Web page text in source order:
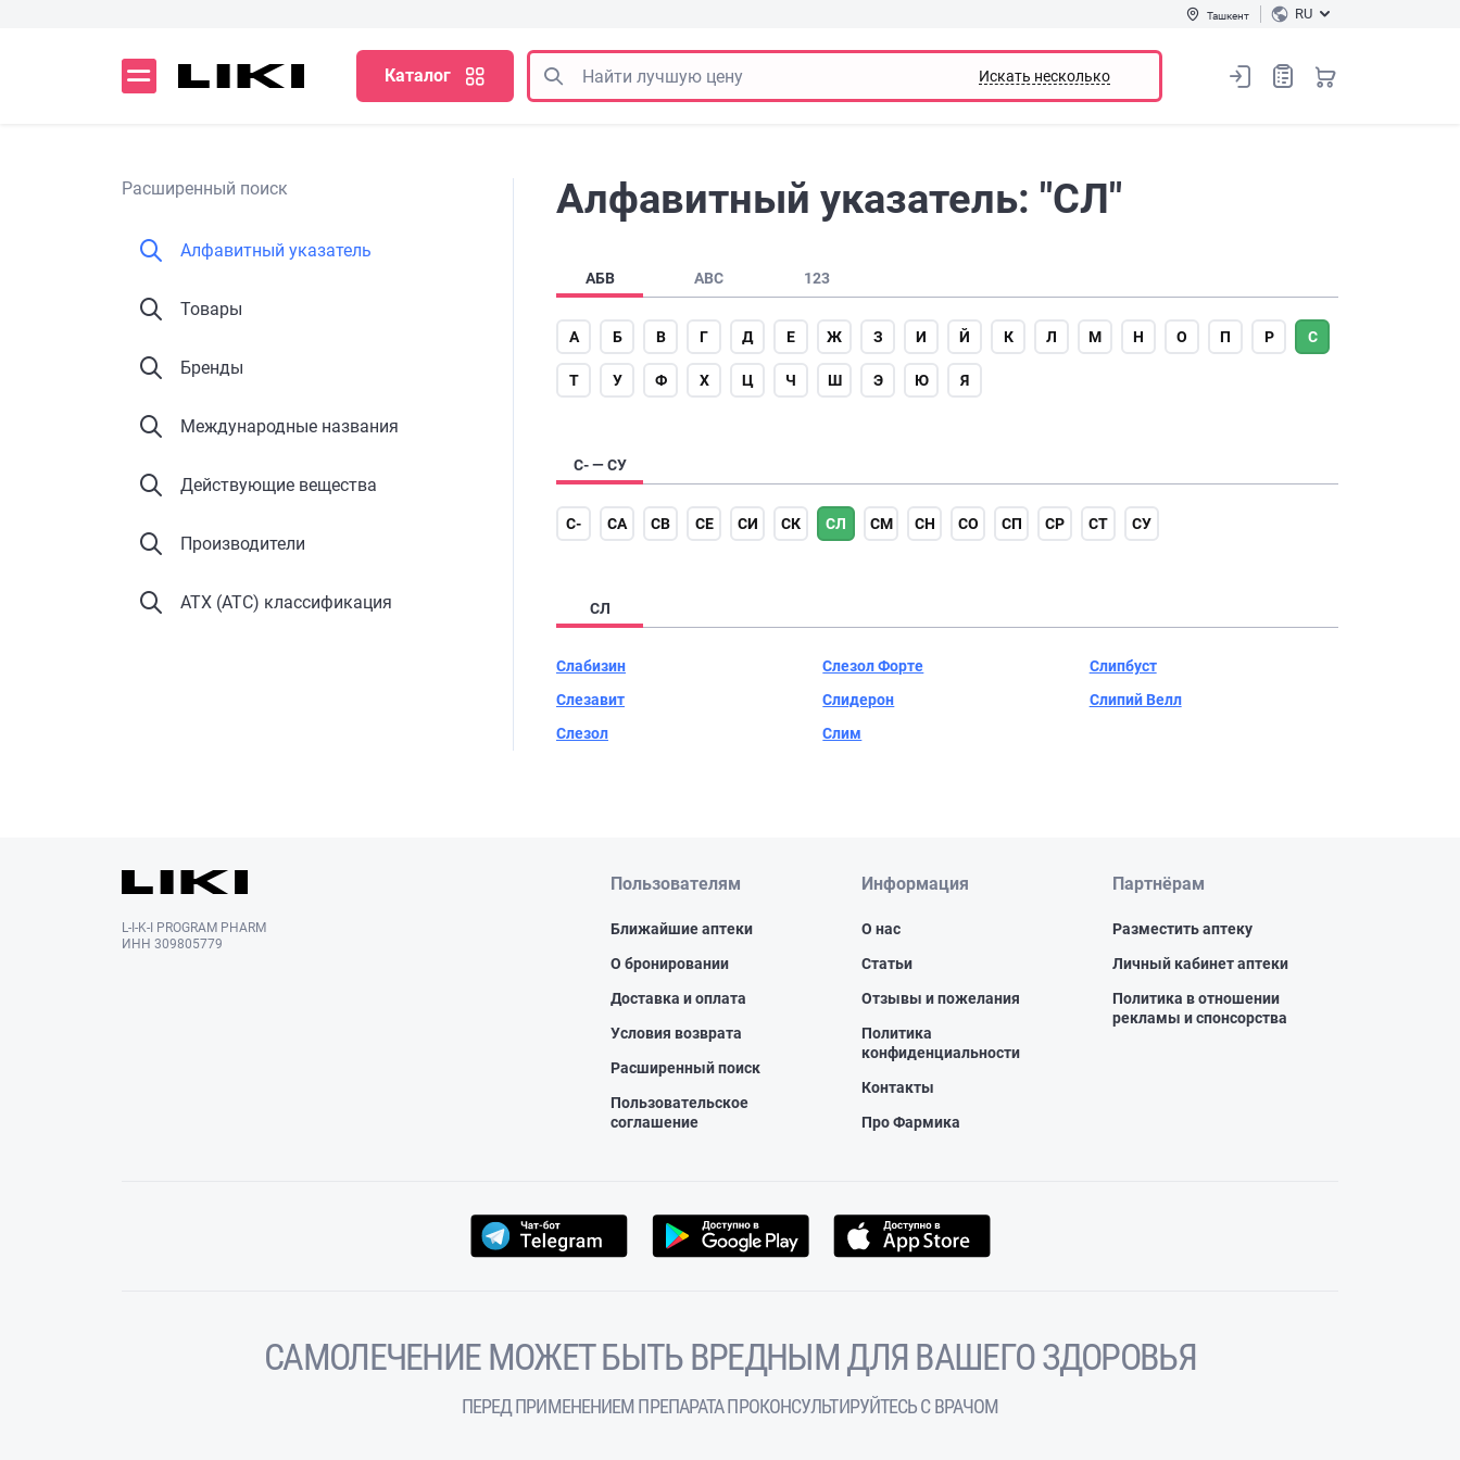
Ташкент RU
Каталог Искать несколько
Расширенный поиск
Алфавитный указатель
Товары
Бренды
Международные названия
Действующие вещества
Производители
АТХ (ATC) классификация
Алфавитный указатель: "СЛ"
АБВ ABC 123
А Б В Г Д Е Ж З И Й К Л М Н О П Р С
Т У Ф Х Ц Ч Ш Э Ю Я
С- — СУ
С- СА СВ СЕ СИ СК СЛ СМ СН СО СП СР СТ СУ
СЛ
Слабизин
Слезавит
Слезол
Слезол Форте
Слидерон
Слим
Слипбуст
Слипий Велл
L-I-K-I PROGRAM PHARM
ИНН 309805779
Пользователям
Ближайшие аптеки
О бронировании
Доставка и оплата
Условия возврата
Расширенный поиск
Пользовательское
соглашение
Информация
О нас
Статьи
Отзывы и пожелания
Политика
конфиденциальности
Контакты
Про Фармика
Партнёрам
Разместить аптеку
Личный кабинет аптеки
Политика в отношении
рекламы и спонсорства
САМОЛЕЧЕНИЕ МОЖЕТ БЫТЬ ВРЕДНЫМ ДЛЯ ВАШЕГО ЗДОРОВЬЯ
ПЕРЕД ПРИМЕНЕНИЕМ ПРЕПАРАТА ПРОКОНСУЛЬТИРУЙТЕСЬ С ВРАЧОМ